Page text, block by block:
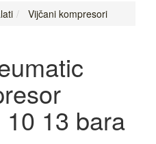
Vijčani kompresori
13 bara